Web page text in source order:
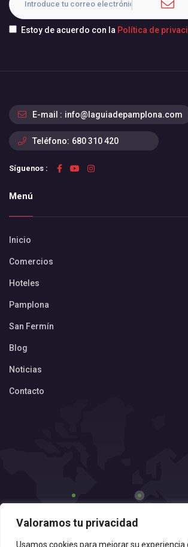
Valoramos tu privacidad
Usamos cookies para mejorar su experiencia
Estoy de acuerdo con la Política de
E-mail : info@laguiadepamplona.com
Teléfono: 680 310 420
Síguenos :
Menú
Inicio
Comercios
Hoteles
Pamplona
San Fermín
Blog
Noticias
Contacto